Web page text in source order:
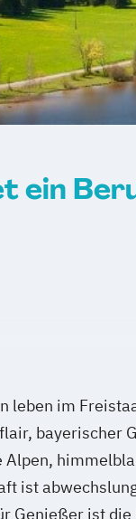
ein
leben im
bayerischer
ist
Genießer ist